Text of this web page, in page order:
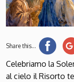
Share this...
Celebriamo la
al cielo il Risorto